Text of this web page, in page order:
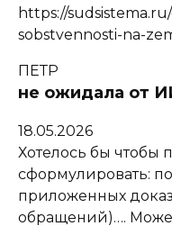
https://
sobstvennosti-na-
ПЕТР
не ожидала от
18.05.2026
Хотелось бы чтобы
сформулировать:
приложенных
обращений)….